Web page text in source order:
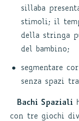
sillaba
stimoli; il
della stringa
del bambino;
segmentare
senza spazi
Bachi Spaziali
con tre giochi